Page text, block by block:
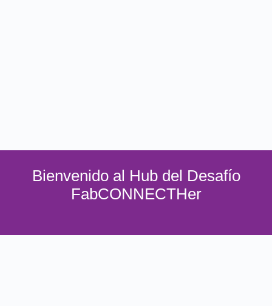
Bienvenido al Hub del Desafío
FabCONNECTHer